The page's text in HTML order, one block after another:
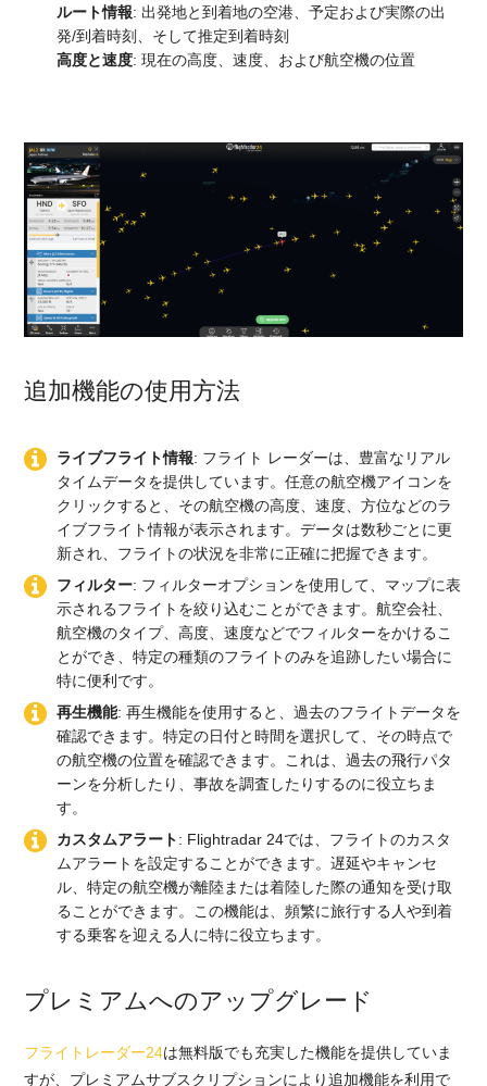
ルート情報: 出発地と到着地の空港、予定および実際の出
発/到着時刻、そして推定到着時刻
高度と速度: 現在の高度、速度、および航空機の位置
追加機能の使用方法
ライブフライト情報: フライト レーダーは、豊富なリアル
タイムデータを提供しています。任意の航空機アイコンを
クリックすると、その航空機の高度、速度、方位などのラ
イブフライト情報が表示されます。データは数秒ごとに更
新され、フライトの状況を非常に正確に把握できます。
フィルター: フィルターオプションを使用して、マップに表
示されるフライトを絞り込むことができます。航空会社、
航空機のタイプ、高度、速度などでフィルターをかけるこ
とができ、特定の種類のフライトのみを追跡したい場合に
特に便利です。
再生機能: 再生機能を使用すると、過去のフライトデータを
確認できます。特定の日付と時間を選択して、その時点で
の航空機の位置を確認できます。これは、過去の飛行パタ
ーンを分析したり、事故を調査したりするのに役立ちま
す。
カスタムアラート: Flightradar 24では、フライトのカスタ
ムアラートを設定することができます。遅延やキャンセ
ル、特定の航空機が離陸または着陸した際の通知を受け取
ることができます。この機能は、頻繁に旅行する人や到着
する乗客を迎える人に特に役立ちます。
プレミアムへのアップグレード
フライトレーダー24は無料版でも充実した機能を提供していま
すが、プレミアムサブスクリプションにより追加機能を利用で